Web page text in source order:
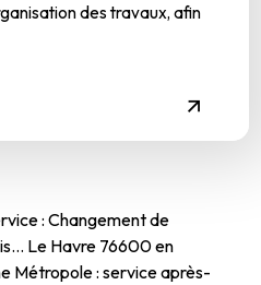
des travaux, afin
: Changement de
Le Havre 76600 en
Métropole : service après-